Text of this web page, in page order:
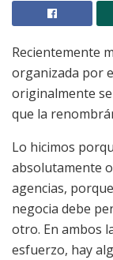
Recientemente
organizada por
originalmente
que la
Lo hicimos
absolutamente
agencias,
negocia debe
otro. En ambos
esfuerzo, hay